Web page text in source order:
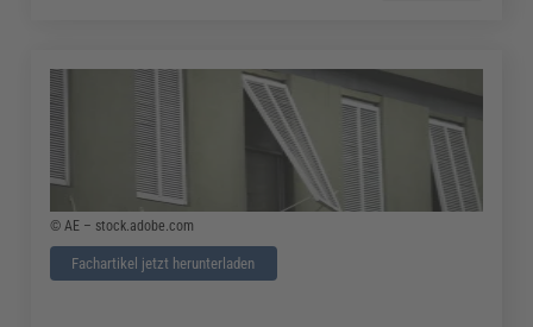
© AE – stock.adobe.com
Fachartikel jetzt herunterladen